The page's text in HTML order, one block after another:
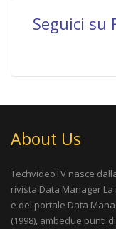
Seguici su
About Us
TechvideoTV nasce
rivista Data Manager
e del portale Data
(1998), ambedue punti